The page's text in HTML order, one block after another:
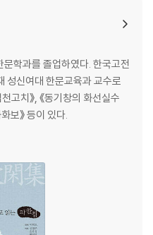
과 《맹자孟子》
》
政
說》의 소략한 주석
공양전公羊傳》과 《곡량전穀梁
언변
〈고공기考工記〉의 문장
학과를 졸업하였다. 한국고전
성신여대 한문교육과 교수로
고치》, 《동기창의 화선실수
보》 등이 있다.